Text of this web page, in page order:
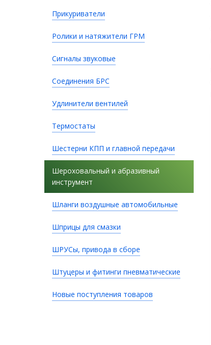
Прикуриватели
Ролики и натяжители ГРМ
Сигналы звуковые
Соединения БРС
Удлинители вентилей
Термостаты
Шестерни КПП и главной передачи
Шероховальный и абразивный
инструмент
Шланги воздушные автомобильные
Шприцы для смазки
ШРУСы, привода в сборе
Штуцеры и фитинги пневматические
Новые поступления товаров